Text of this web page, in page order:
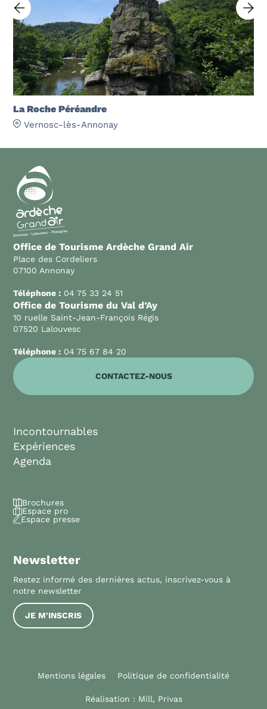
La Roche Péréandre
Vernosc-lès-Annonay
Office de Tourisme Ardèche Grand Air
Place des Cordeliers
07100 Annonay
Téléphone : 04 75 33 24 51
Office de Tourisme du Val d’Ay
10 ruelle Saint-Jean-François Régis
07520 Lalouvesc
Téléphone : 04 75 67 84 20
CONTACTEZ-NOUS
Incontournables
Expériences
Agenda
Brochures
Espace pro
Espace presse
Newsletter
Restez informé des dernières actus, inscrivez-vous à
notre newsletter
JE M'INSCRIS
Mentions légales Politique de confidentialité
Réalisation : Mill, Privas